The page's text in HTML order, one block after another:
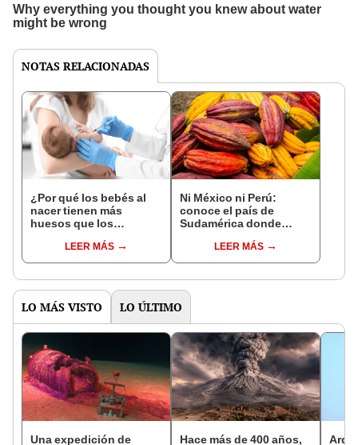
NOTAS RELACIONADAS
¿Por qué los bebés al
nacer tienen más
huesos que los
LEER MÁS
Ni México ni Perú:
conoce el país de
Sudamérica donde
estudioLEER MÁS
LO MÁS VISTO LO ÚLTIMO
Una expedición de Hace más de 400 años,